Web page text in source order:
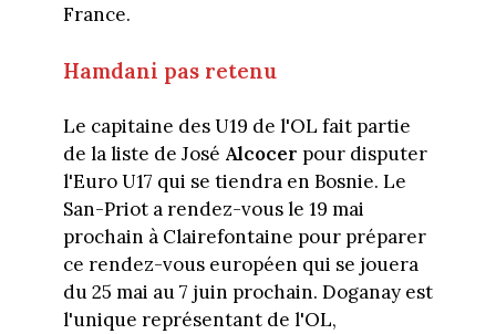
France.
Hamdani pas retenu
Le capitaine des U19 de l'OL fait partie
de la liste de José Alcocer pour disputer
l'Euro U17 qui se tiendra en Bosnie. Le
San-Priot a rendez-vous le 19 mai
prochain à Clairefontaine pour préparer
ce rendez-vous européen qui se jouera
du 25 mai au 7 juin prochain. Doganay est
l'unique représentant de l'OL,